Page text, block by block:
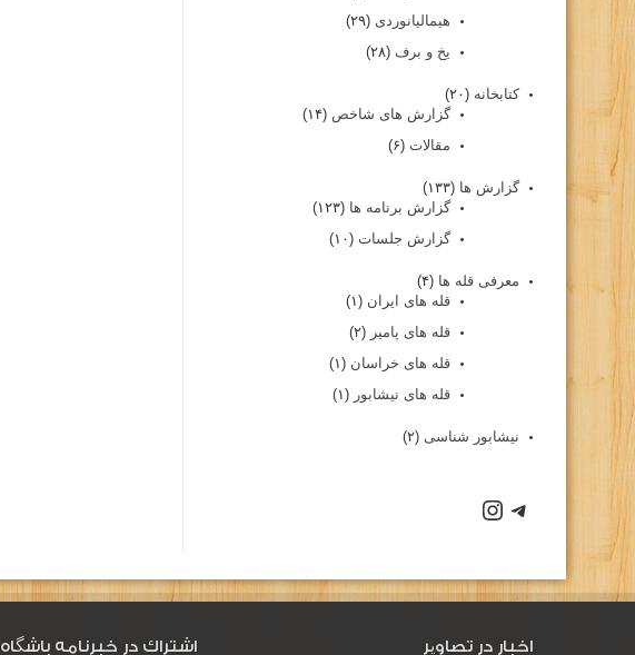
هیمالیانوردی (۲۹)
یخ و برف (۲۸)
کتابخانه (۲۰)
گزارش های شاخص (۱۴)
مقالات (۶)
گزارش ها (۱۳۳)
گزارش برنامه ها (۱۲۳)
گزارش جلسات (۱۰)
معرفی قله ها (۴)
قله های ایران (۱)
قله های پامیر (۲)
قله های خراسان (۱)
قله های نیشابور (۱)
نیشابور شناسی (۲)
اخبار در تصاویر اشتراك در خبرنامه باشگاه